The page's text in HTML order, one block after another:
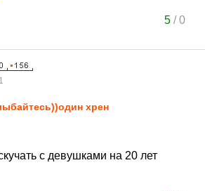
5/0
хрен
с девушками на 20 лет